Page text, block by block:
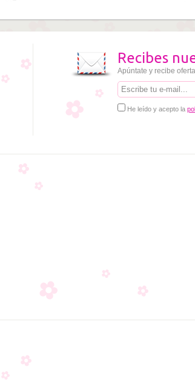
Recibes
Apúntate y recibe
He leído y acepto la